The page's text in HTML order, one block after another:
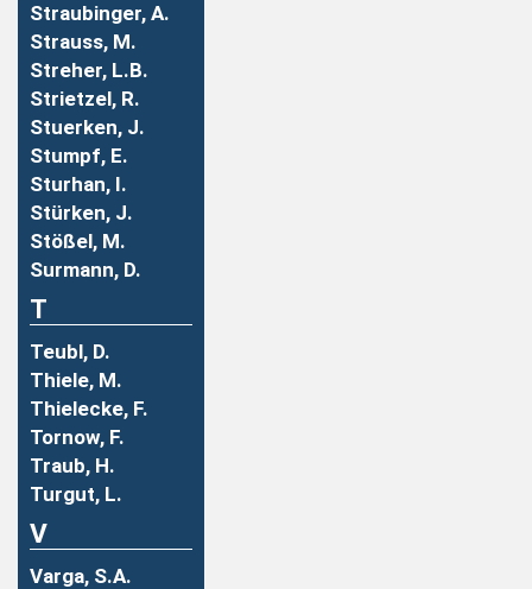
Straubinger, A.
Strauss, M.
Streher, L.B.
Strietzel, R.
Stuerken, J.
Stumpf, E.
Sturhan, I.
Stürken, J.
Stößel, M.
Surmann, D.
T
Teubl, D.
Thiele, M.
Thielecke, F.
Tornow, F.
Traub, H.
Turgut, L.
V
Varga, S.A.